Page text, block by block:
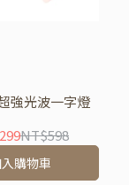
強光波一字燈
NT$598
購物車